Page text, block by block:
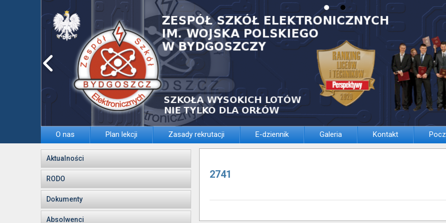
O nas Plan lekcji Zasady rekrutacji E-dziennik Galeria Kontakt
Aktualności
RODO
Dokumenty
Absolwenci
2741